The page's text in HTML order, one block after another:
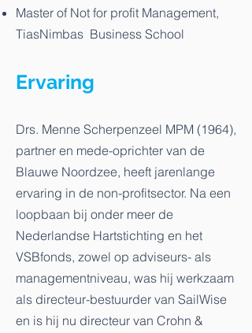
Master of Not for profit Management,
TiasNimbas Business School
Ervaring
Drs. Menne Scherpenzeel MPM (1964),
partner en mede-oprichter van de
Blauwe Noordzee, heeft jarenlange
ervaring in de non-profitsector. Na een
loopbaan bij onder meer de
Nederlandse Hartstichting en het
VSBfonds, zowel op adviseurs- als
managementniveau, was hij werkzaam
als directeur-bestuurder van SailWise
en is hij nu directeur van Crohn &